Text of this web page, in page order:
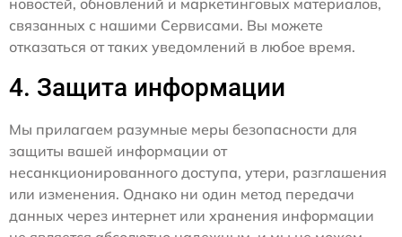
новостей, обновлений и маркетинговых материалов,
связанных с нашими Сервисами. Вы можете
отказаться от таких уведомлений в любое время.
4. Защита информации
Мы прилагаем разумные меры безопасности для
защиты вашей информации от
несанкционированного доступа, утери, разглашения
или изменения. Однако ни один метод передачи
данных через интернет или хранения информации